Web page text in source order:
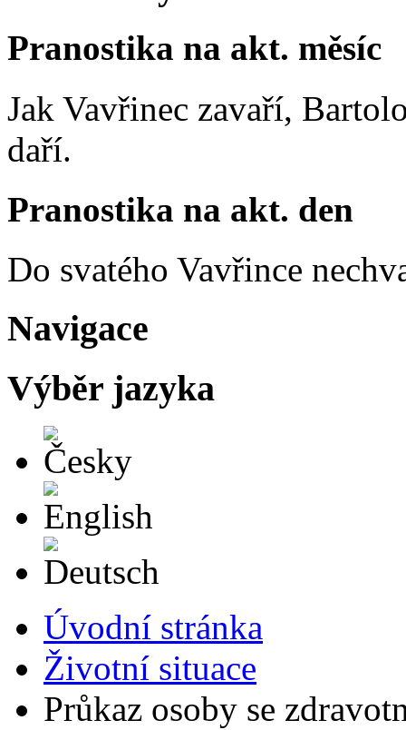
Pranostika na akt. měsíc
Jak Vavřinec zavaří,
daří.
Pranostika na akt. den
Do svatého Vavřince
Navigace
Výběr jazyka
Úvodní stránka
Životní situace
Průkaz osoby se